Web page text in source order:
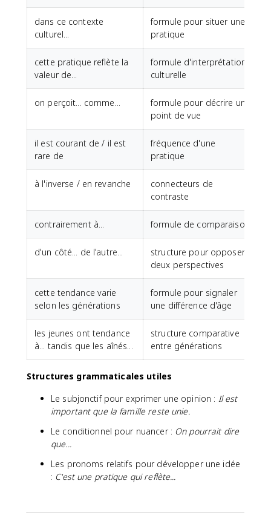
dans ce contexte
culturel...
formule pour situer une
pratique
cette pratique reflète la
valeur de...
formule d'interprétation
culturelle
on perçoit... comme...
formule pour décrire un
point de vue
il est courant de / il est
rare de
fréquence d'une
pratique
à l'inverse / en revanche
connecteurs de
contraste
contrairement à... formule de comparaison
d'un côté... de l'autre...
structure pour opposer
deux perspectives
cette tendance varie
selon les générations
formule pour signaler
une différence d'âge
les jeunes ont tendance
à... tandis que les aînés...
structure comparative
entre générations
Structures grammaticales utiles
Le subjonctif pour exprimer une opinion : Il est
important que la famille reste unie.
Le conditionnel pour nuancer : On pourrait dire
que...
Les pronoms relatifs pour développer une idée
: C'est une pratique qui reflète...